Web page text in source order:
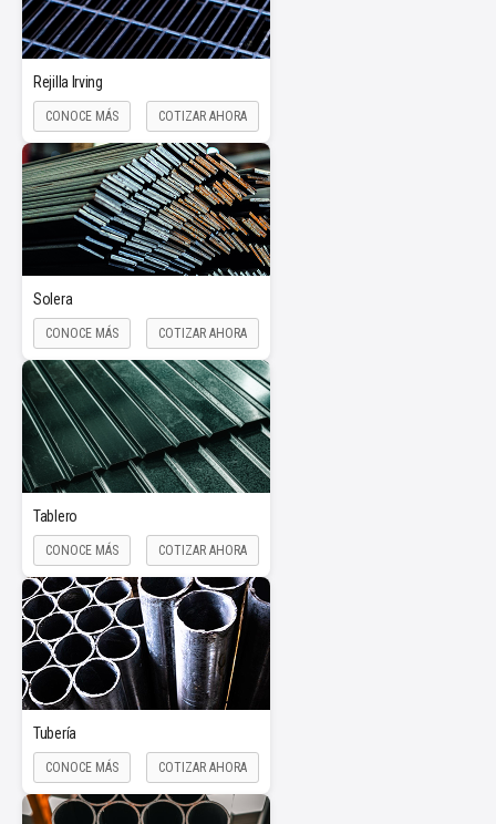
Rejilla Irving
CONOCE MÁS COTIZAR AHORA
Solera
CONOCE MÁS COTIZAR AHORA
Tablero
CONOCE MÁS COTIZAR AHORA
Tubería
CONOCE MÁS COTIZAR AHORA